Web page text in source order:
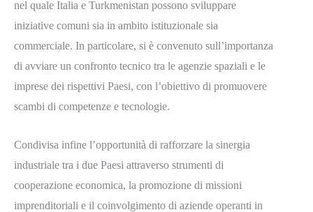
nel quale Italia e Turkmenistan possono sviluppare
iniziative comuni sia in ambito istituzionale sia
commerciale. In particolare, si è convenuto sull’importanza
di avviare un confronto tecnico tra le agenzie spaziali e le
imprese dei rispettivi Paesi, con l’obiettivo di promuovere
scambi di competenze e tecnologie.
Condivisa infine l’opportunità di rafforzare la sinergia
industriale tra i due Paesi attraverso strumenti di
cooperazione economica, la promozione di missioni
imprenditoriali e il coinvolgimento di aziende operanti in